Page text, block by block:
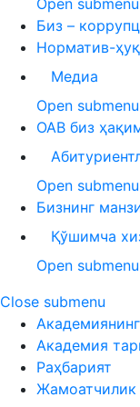
Open submenu
Биз –
Норматив-
Медиа
Open submenu
ОАВ биз
Open submenu
Бизнинг
Қўшимча
Open submenu
Close submenu
Академия
Раҳбарият
Жамоатчилик